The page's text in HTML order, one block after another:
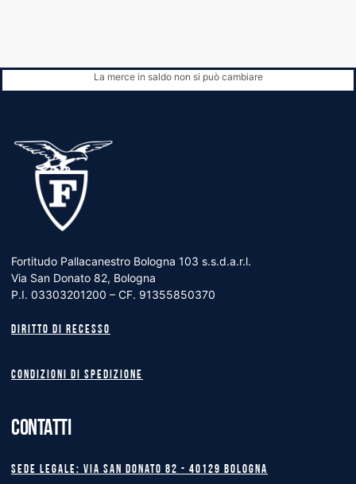
La merce in saldo non si può cambiare
Fortitudo Pallacanestro Bologna 103 s.s.d.a.r.l.
Via San Donato 82, Bologna
P.I. 03303201200 – CF. 91355850370
Diritto di recesso
Condizioni di spedizione
CONTATTI
Sede legale: Via San Donato 82 - 40129 BOLOGNA